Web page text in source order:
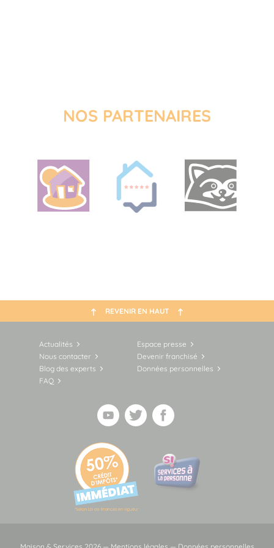
NOS PARTENAIRES
REVENIR EN HAUT
Actualités
Espace presse
Nous contacter
Devenir franchisé
Blog des experts
Données personnelles
FAQ